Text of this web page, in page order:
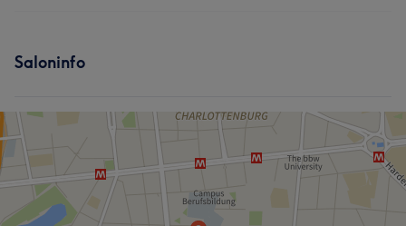
Was unsere Kunden über Ali sagen
Professionell 9 Freundlich 6
Saloninfo